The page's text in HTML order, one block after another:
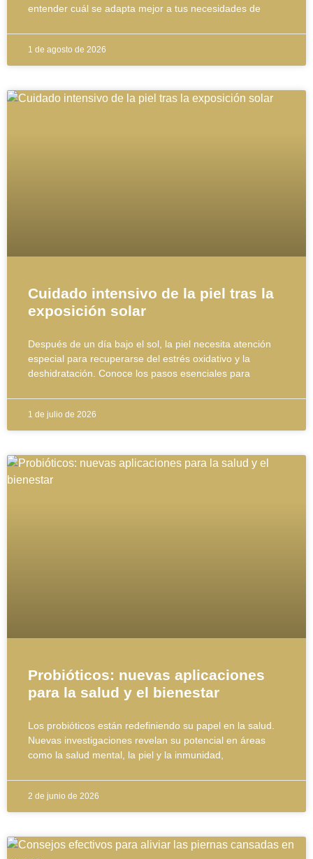
entender cuál se adapta mejor a tus necesidades de
1 de agosto de 2026
Cuidado intensivo de la piel tras la
exposición solar
Después de un día bajo el sol, la piel necesita atención
especial para recuperarse del estrés oxidativo y la
deshidratación. Conoce los pasos esenciales para
1 de julio de 2026
Probióticos: nuevas aplicaciones
para la salud y el bienestar
Los probióticos están redefiniendo su papel en la salud.
Nuevas investigaciones revelan su potencial en áreas
como la salud mental, la piel y la inmunidad,
2 de junio de 2026